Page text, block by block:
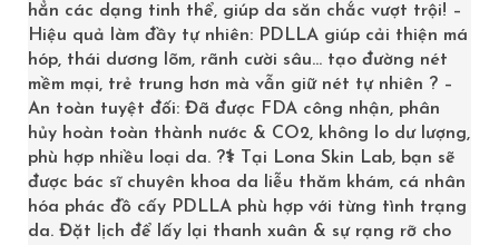
Tháng 1 2018
Tháng 12 2017
Tháng 11 2017
Tháng 10 2017
Tháng 9 2017
Tháng 8 2017
hẳn các dạng tinh thể, giúp da săn chắc vượt trội! –
Hiệu quả làm đầy tự nhiên: PDLLA giúp cải thiện má
hóp, thái dương lõm, rãnh cười sâu… tạo đường nét
mềm mại, trẻ trung hơn mà vẫn giữ nét tự nhiên ? –
An toàn tuyệt đối: Đã được FDA công nhận, phân
hủy hoàn toàn thành nước & CO2, không lo dư lượng,
phù hợp nhiều loại da. ?‍⚕️ Tại Lona Skin Lab, bạn sẽ
được bác sĩ chuyên khoa da liễu thăm khám, cá nhân
hóa phác đồ cấy PDLLA phù hợp với từng tình trạng
da. Đặt lịch để lấy lại thanh xuân & sự rạng rỡ cho